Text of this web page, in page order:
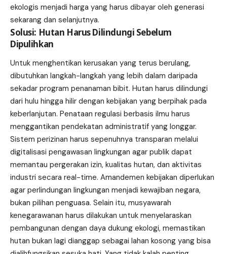
ekologis menjadi harga yang harus dibayar oleh generasi
sekarang dan selanjutnya.
Solusi: Hutan Harus Dilindungi Sebelum
Dipulihkan
Untuk menghentikan kerusakan yang terus berulang,
dibutuhkan langkah-langkah yang lebih dalam daripada
sekadar program penanaman bibit. Hutan harus dilindungi
dari hulu hingga hilir dengan kebijakan yang berpihak pada
keberlanjutan. Penataan regulasi berbasis ilmu harus
menggantikan pendekatan administratif yang longgar.
Sistem perizinan harus sepenuhnya transparan melalui
digitalisasi pengawasan lingkungan agar publik dapat
memantau pergerakan izin, kualitas hutan, dan aktivitas
industri secara real-time. Amandemen kebijakan diperlukan
agar perlindungan lingkungan menjadi kewajiban negara,
bukan pilihan penguasa. Selain itu, musyawarah
kenegarawanan harus dilakukan untuk menyelaraskan
pembangunan dengan daya dukung ekologi, memastikan
hutan bukan lagi dianggap sebagai lahan kosong yang bisa